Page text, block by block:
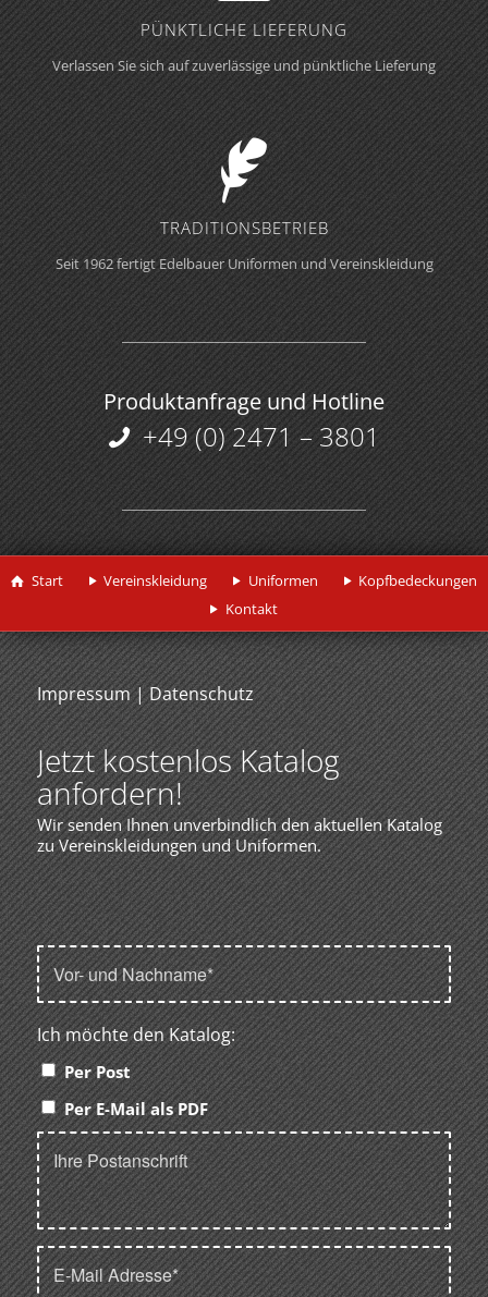
PÜNKTLICHE LIEFERUNG
Verlassen Sie sich auf zuverlässige und pünktliche Lieferung
TRADITIONS­BETRIEB
Seit 1962 fertigt Edelbauer Uniformen und Vereinskleidung
Produktanfrage und Hotline
+49 (0) 2471 – 3801
Start Vereinskleidung Uniformen
Kopfbedeckungen
Kontakt
Impressum|Datenschutz
Jetzt kostenlos Katalog
anfordern!
Wir senden Ihnen unverbindlich den aktuellen Katalog
zu Vereinskleidungen und Uniformen.
Ich möchte den Katalog:
Per Post
Per E-Mail als PDF